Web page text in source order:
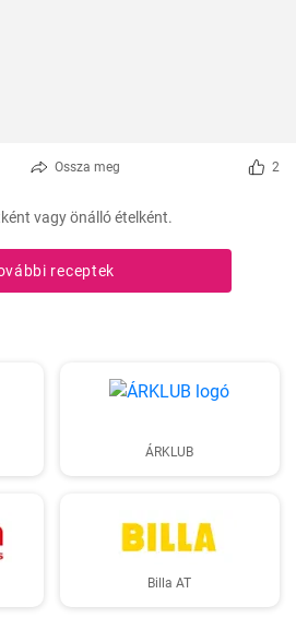
Ossza meg 2
vagy önálló ételként.
receptek
ÁRKLUB
Billa AT